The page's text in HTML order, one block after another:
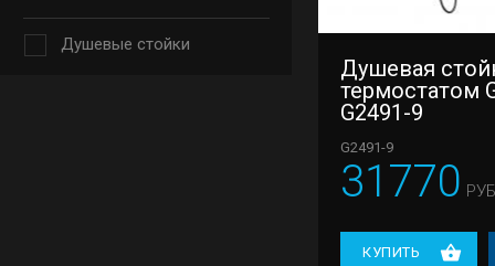
Душевые стойки
Душевая
термостатом
G2491-9
G2491-9
31770
КУПИТЬ